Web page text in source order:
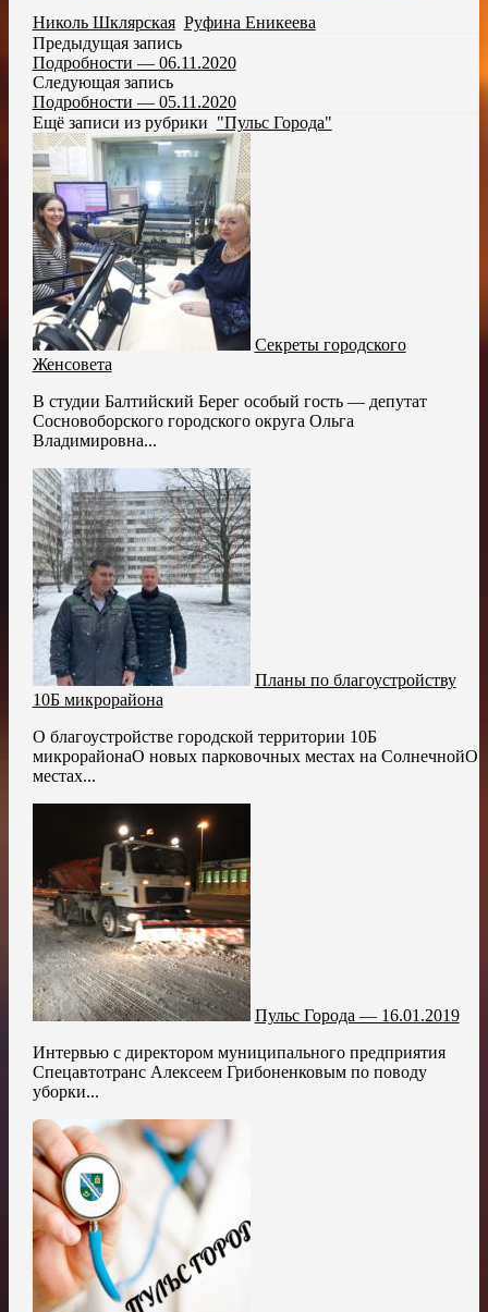
Николь Шклярская, Руфина Еникеева
Предыдущая запись
Подробности — 06.11.2020
Следующая запись
Подробности — 05.11.2020
Ещё записи из рубрики "Пульс Города"
Секреты городского
Женсовета
В студии Балтийский Берег особый гость — депутат
Сосновоборского городского округа Ольга
Владимировна...
Планы по благоустройству
10Б микрорайона
О благоустройстве городской территории 10Б
микрорайонаО новых парковочных местах на СолнечнойО
местах...
Пульс Города — 16.01.2019
Интервью с директором муниципального предприятия
Спецавтотранс Алексеем Грибоненковым по поводу
уборки...